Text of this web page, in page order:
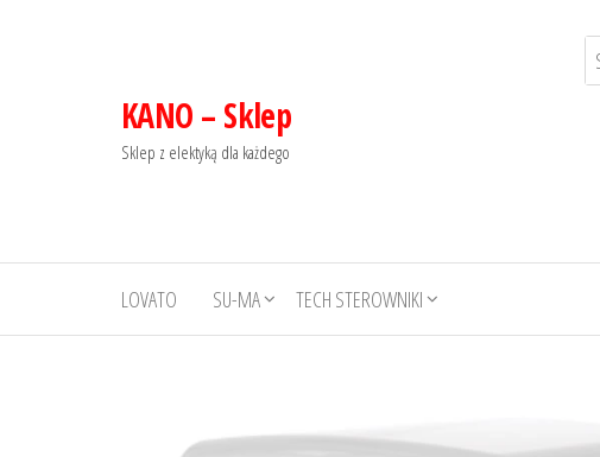
KANO – Sklep
Sklep z elektyką dla każdego
LOVATO SU-MA TECH STEROWNIKI